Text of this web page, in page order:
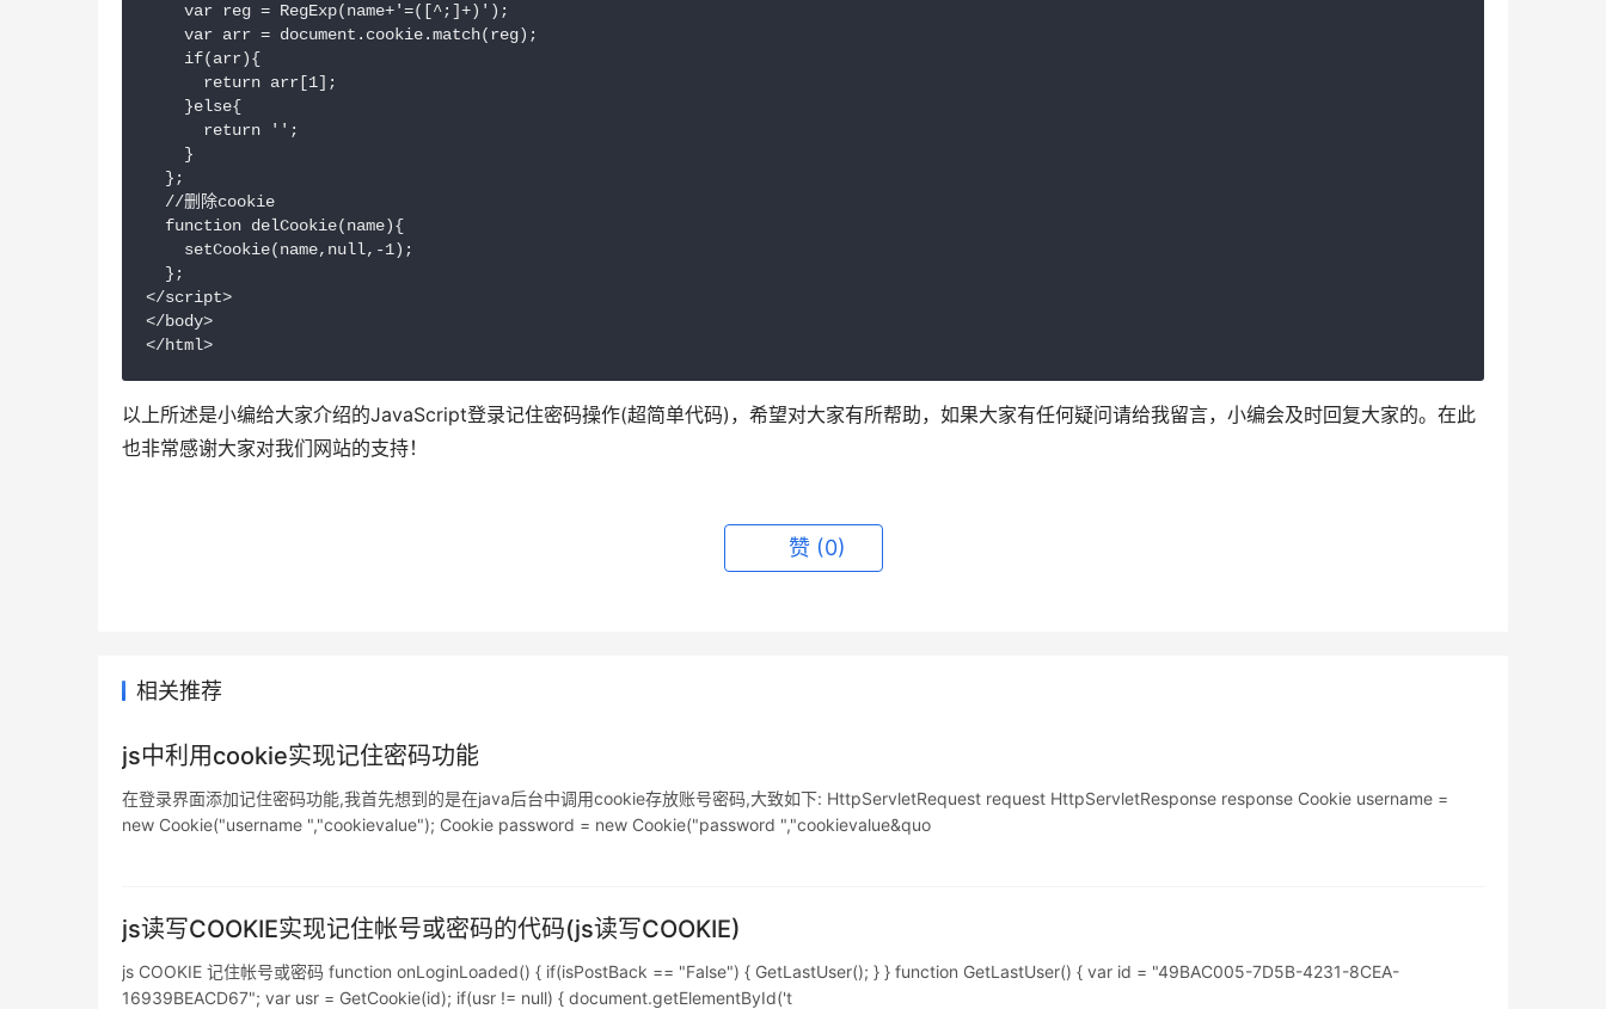
    var reg = RegExp(name+'=([^;]+)');
    var arr = document.cookie.match(reg);
    if(arr){
      return arr[1];
    }else{
      return '';
    }
  };
  //删除cookie
  function delCookie(name){
    setCookie(name,null,-1);
  };
</script>
</body>
</html>
以上所述是小编给大家介绍的JavaScript登录记住密码操作(超简单代码)，希望对大家有所帮助，如果大家有任何疑问请给我留言，小编会及时回复大家的。在此
也非常感谢大家对我们网站的支持！
赞 (0)
相关推荐
js中利用cookie实现记住密码功能
在登录界面添加记住密码功能,我首先想到的是在java后台中调用cookie存放账号密码,大致如下: HttpServletRequest request HttpServletResponse response Cookie username =
new Cookie("username ","cookievalue"); Cookie password = new Cookie("password ","cookievalue&quo
js读写COOKIE实现记住帐号或密码的代码(js读写COOKIE)
js COOKIE 记住帐号或密码 function onLoginLoaded() { if(isPostBack == "False") { GetLastUser(); } } function GetLastUser() { var id = "49BAC005-7D5B-4231-8CEA-
16939BEACD67"; var usr = GetCookie(id); if(usr != null) { document.getElementById('t